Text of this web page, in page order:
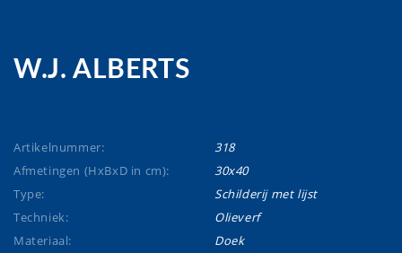
W.J. ALBERTS
Artikelnummer:
318
Afmetingen (HxBxD in cm):
30x40
Type:
Schilderij met lijst
Techniek:
Olieverf
Materiaal:
Doek